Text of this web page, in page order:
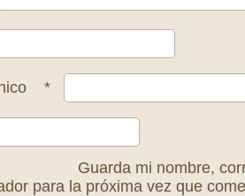
*
Guarda mi nombre,
para la próxima vez que